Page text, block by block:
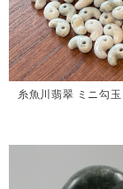
糸魚川翡翠 ミニ勾